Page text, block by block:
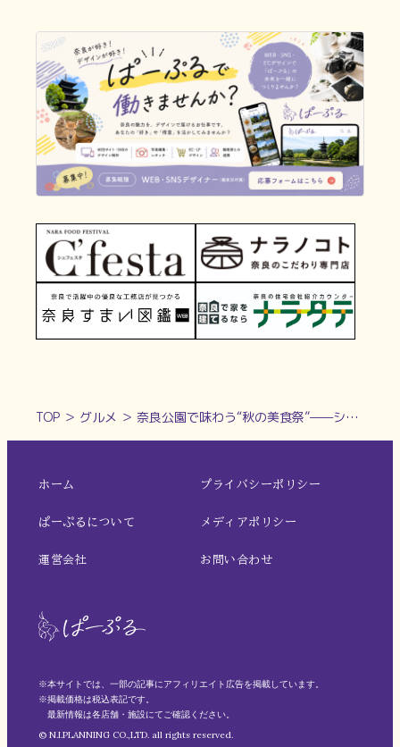
TOP ＞ グルメ ＞ 奈良公園で味わう“秋の美食祭”——シェフェスタ2025を実食レポート！
ホーム
ぱーぷるについて
運営会社
プライバシーポリシー
メディアポリシー
お問い合わせ
※本サイトでは、一部の記事にアフィリエイト広告を掲載しています。
※掲載価格は税込表記です。
最新情報は各店舗・施設にてご確認ください。
© N.I.PLANNING CO.,LTD. all rights reserved.